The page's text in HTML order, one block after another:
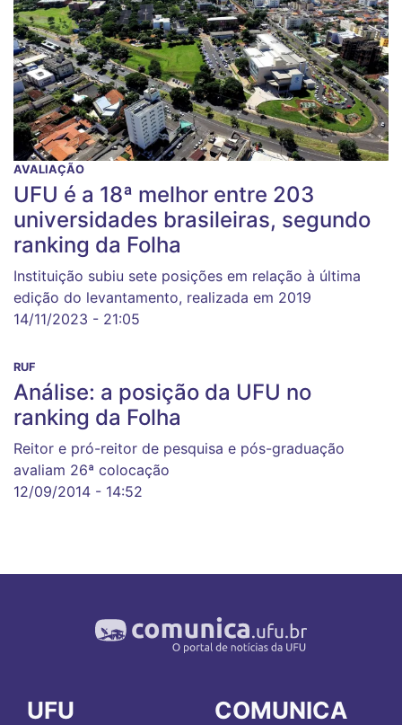
AVALIAÇÃO
UFU é a 18ª melhor entre 203
universidades brasileiras, segundo
ranking da Folha
Instituição subiu sete posições em relação à última
edição do levantamento, realizada em 2019
14/11/2023 - 21:05
RUF
Análise: a posição da UFU no
ranking da Folha
Reitor e pró-reitor de pesquisa e pós-graduação
avaliam 26ª colocação
12/09/2014 - 14:52
UFU COMUNICA